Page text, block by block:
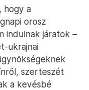
hogy a
orosz
indulnak járatok –
ukrajnai
szerteszét
a kevésbé